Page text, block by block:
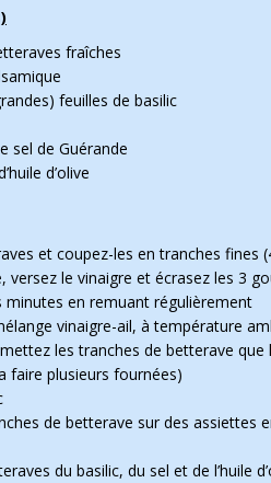
fraîches
feuilles de basilic
sel de Guérande
d’olive
et coupez-les en tranches
versez le vinaigre et écrasez les 3
minutes en remuant régulièrement
vinaigre-ail, à température
les tranches de betterave que
faire plusieurs fournées)
de betterave sur des assiettes
du basilic, du sel et de l’huile